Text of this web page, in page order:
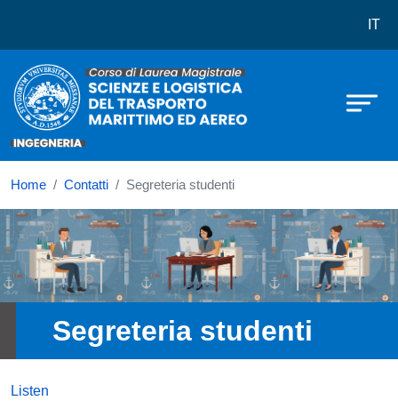
Corso di laurea in Scienze e IT
Home Contatti Segreteria studenti
Immagine
Segreteria studenti
Listen